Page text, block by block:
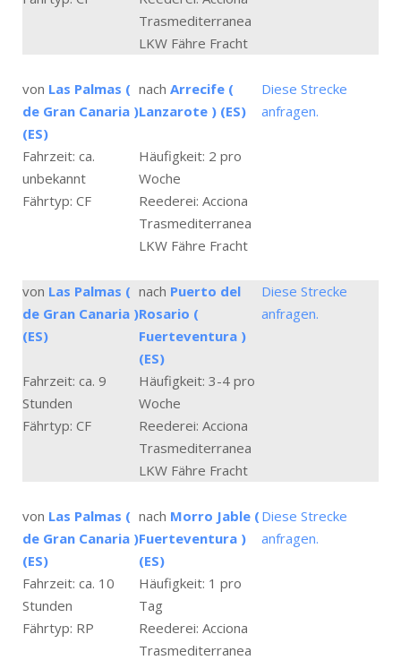
Trasmediterranea
LKW Fähre Fracht
von Las Palmas (
de Gran Canaria )
(ES)
nach Arrecife (
Lanzarote ) (ES)
Diese Strecke
anfragen.
Fahrzeit: ca.
unbekannt
Häufigkeit: 2 pro
Woche
Fährtyp: CF
Reederei: Acciona
Trasmediterranea
LKW Fähre Fracht
von Las Palmas (
de Gran Canaria )
(ES)
nach Puerto del
Rosario (
Fuerteventura )
(ES)
Diese Strecke
anfragen.
Fahrzeit: ca. 9
Stunden
Häufigkeit: 3-4 pro
Woche
Fährtyp: CF
Reederei: Acciona
Trasmediterranea
LKW Fähre Fracht
von Las Palmas (
de Gran Canaria )
(ES)
nach Morro Jable (
Fuerteventura )
(ES)
Diese Strecke
anfragen.
Fahrzeit: ca. 10
Stunden
Häufigkeit: 1 pro
Tag
Fährtyp: RP
Reederei: Acciona
Trasmediterranea